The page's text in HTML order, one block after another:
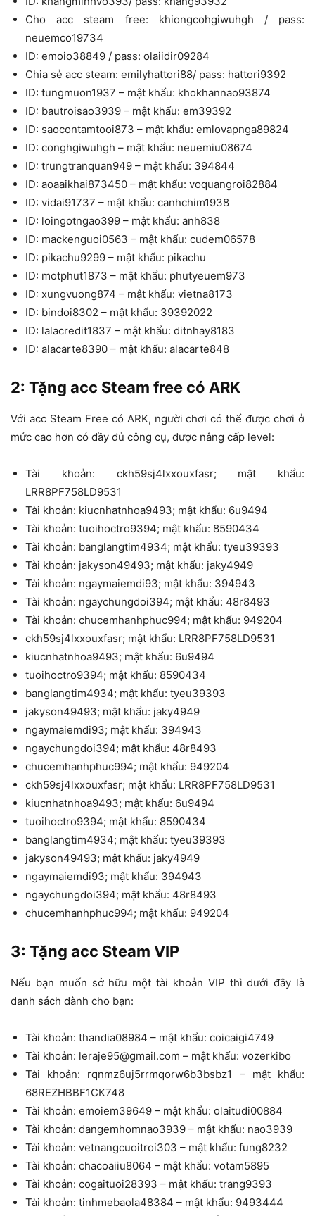
Cho acc steam free: khiongcohgiwuhgh / pass:
neuemco19734
ID: emoio38849 / pass: olaiidir09284
Chia sẻ acc steam: emilyhattori88/ pass: hattori9392
ID: tungmuon1937 – mật khẩu: khokhannao93874
ID: bautroisao3939 – mật khẩu: em39392
ID: saocontamtooi873 – mật khẩu: emlovapnga89824
ID: conghgiwuhgh – mật khẩu: neuemiu08674
ID: trungtranquan949 – mật khẩu: 394844
ID: aoaaikhai873450 – mật khẩu: voquangroi82884
ID: vidai91737 – mật khẩu: canhchim1938
ID: loingotngao399 – mật khẩu: anh838
ID: mackenguoi0563 – mật khẩu: cudem06578
ID: pikachu9299 – mật khẩu: pikachu
ID: motphut1873 – mật khẩu: phutyeuem973
ID: xungvuong874 – mật khẩu: vietna8173
ID: bindoi8302 – mật khẩu: 39392022
ID: lalacredit1837 – mật khẩu: ditnhay8183
ID: alacarte8390 – mật khẩu: alacarte848
2: Tặng acc Steam free có ARK
Với acc Steam Free có ARK, người chơi có thể được chơi ở
mức cao hơn có đầy đủ công cụ, được nâng cấp level:
Tài khoản: ckh59sj4lxxouxfasr; mật khẩu:
LRR8PF758LD9531
Tài khoản: kiucnhatnhoa9493; mật khẩu: 6u9494
Tài khoản: tuoihoctro9394; mật khẩu: 8590434
Tài khoản: banglangtim4934; mật khẩu: tyeu39393
Tài khoản: jakyson49493; mật khẩu: jaky4949
Tài khoản: ngaymaiemdi93; mật khẩu: 394943
Tài khoản: ngaychungdoi394; mật khẩu: 48r8493
Tài khoản: chucemhanhphuc994; mật khẩu: 949204
ckh59sj4lxxouxfasr; mật khẩu: LRR8PF758LD9531
kiucnhatnhoa9493; mật khẩu: 6u9494
tuoihoctro9394; mật khẩu: 8590434
banglangtim4934; mật khẩu: tyeu39393
jakyson49493; mật khẩu: jaky4949
ngaymaiemdi93; mật khẩu: 394943
ngaychungdoi394; mật khẩu: 48r8493
chucemhanhphuc994; mật khẩu: 949204
ckh59sj4lxxouxfasr; mật khẩu: LRR8PF758LD9531
kiucnhatnhoa9493; mật khẩu: 6u9494
tuoihoctro9394; mật khẩu: 8590434
banglangtim4934; mật khẩu: tyeu39393
jakyson49493; mật khẩu: jaky4949
ngaymaiemdi93; mật khẩu: 394943
ngaychungdoi394; mật khẩu: 48r8493
chucemhanhphuc994; mật khẩu: 949204
3: Tặng acc Steam VIP
Nếu bạn muốn sở hữu một tài khoản VIP thì dưới đây là
danh sách dành cho bạn:
Tài khoản: thandia08984 – mật khẩu: coicaigi4749
Tài khoản: leraje95@gmail.com – mật khẩu: vozerkibo
Tài khoản: rqnmz6uj5rrmqorw6b3bsbz1 – mật khẩu:
68REZHBBF1CK748
Tài khoản: emoiem39649 – mật khẩu: olaitudi00884
Tài khoản: dangemhomnao3939 – mật khẩu: nao3939
Tài khoản: vetnangcuoitroi303 – mật khẩu: fung8232
Tài khoản: chacoaiiu8064 – mật khẩu: votam5895
Tài khoản: cogaituoi28393 – mật khẩu: trang9393
Tài khoản: tinhmebaola48384 – mật khẩu: 9493444